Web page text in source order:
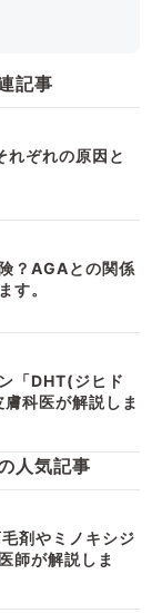
記事
れぞれの原因と
？AGAとの関係
す。
「DHT(ジヒド
科医が解説しま
人気記事
剤やミノキシジ
師が解説しま